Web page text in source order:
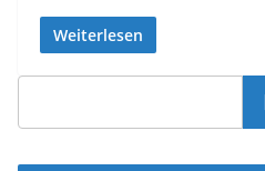
Weiterlesen